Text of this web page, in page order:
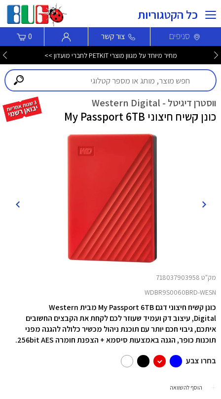
כל הקטגוריות
סניפים צור קשר 0
מחיר מיוחד על מגוון מוצרי PETKIT לחברי מועדון >>
ווסטרן דיגיטל - Western Digital
כונן קשיח חיצוני My Passport 6TB
מק"ט 718037903958
WDBR9S0060BRD-WESN
כונן קשיח חיצוני דגם My Passport 6TB מבית Western
Digital, עיצוב דק ועמיד שעוזר לכם לקחת את הקבצים החשובים
איתכם, גיבוי חכם יותר עם תוכנת ניהול מכשיר כלולה להגנה מפני
תוכנות כופר, הגנה באמצעות סיסמא + הצפנת חומרה 256bit AES.
בחרו צבע
הוסף להשוואה